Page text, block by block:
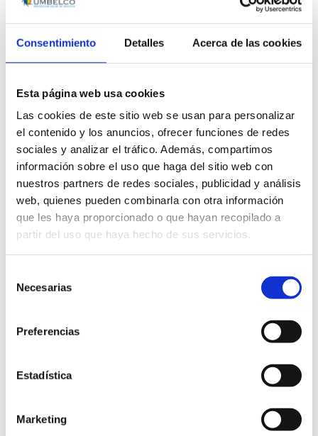
Consentimiento Detalles Acerca de las cookies
Esta página web usa cookies
Las cookies de este sitio web se usan para personalizar
el contenido y los anuncios, ofrecer funciones de redes
sociales y analizar el tráfico. Además, compartimos
información sobre el uso que haga del sitio web con
nuestros partners de redes sociales, publicidad y análisis
web, quienes pueden combinarla con otra información
que les haya proporcionado o que hayan recopilado a
partir del uso que haya hecho de sus servicios.
Necesarias
Preferencias
Estadística
Marketing
Una vez más agradecer a todos los
colaboradores que han hecho posible
Celosías de lamas móviles
Buscar
for: